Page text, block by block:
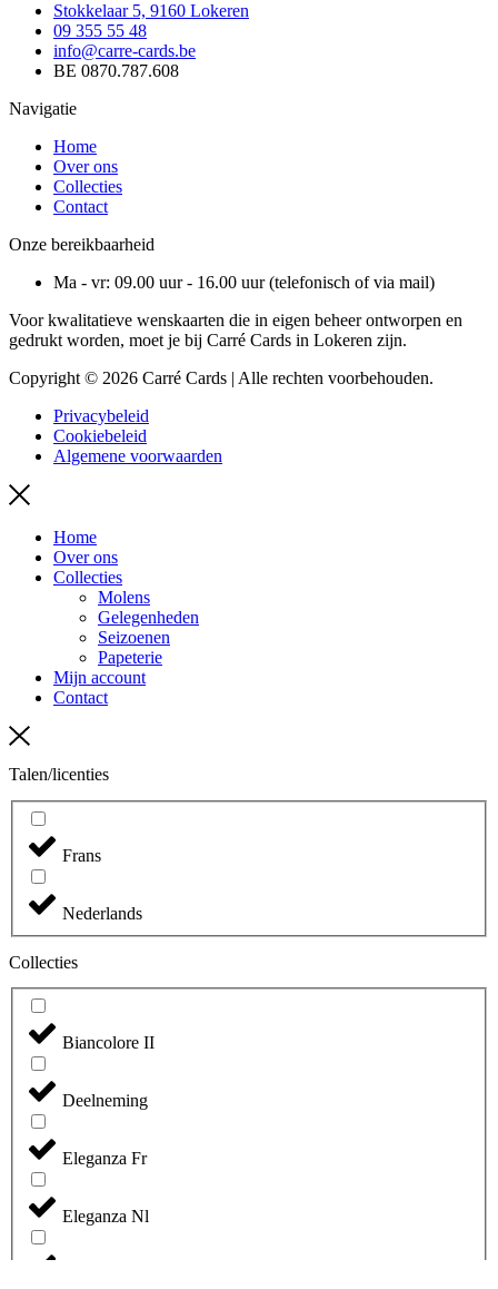
Stokkelaar 5, 9160 Lokeren
09 355 55 48
info@carre-cards.be
BE 0870.787.608
Navigatie
Home
Over ons
Collecties
Contact
Onze bereikbaarheid
Ma - vr: 09.00 uur - 16.00 uur (telefonisch of via mail)
Voor kwalitatieve wenskaarten die in eigen beheer ontworpen en
gedrukt worden, moet je bij Carré Cards in Lokeren zijn.
Copyright © 2026 Carré Cards | Alle rechten voorbehouden.
Privacybeleid
Cookiebeleid
Algemene voorwaarden
Menu
Home
Over ons
Collecties
Molens
Gelegenheden
Seizoenen
Papeterie
Mijn account
Contact
Talen/licenties
Frans
Nederlands
Collecties
Biancolore II
Deelneming
Eleganza Fr
Eleganza Nl